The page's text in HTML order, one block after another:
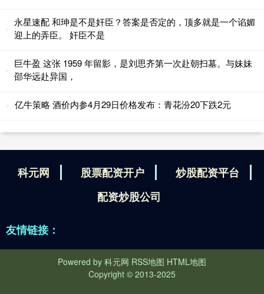
永星速配 和珅是不是奸臣？答案是否定的，顶多就是一个谄媚
迎上的弄臣。 奸臣不是
巨牛盈 这张 1959 年留影，是刘思齐第一次赴朝扫墓。与妹妹
邵华远赴异国，
亿牛策略 酒价内参4月29日价格发布：青花汾20下跌2元
科元网 股票配资开户
炒股配资平台
配资炒股公司
友情链接：
Powered by 科元网 RSS地图 HTML地图
Copyright © 2013-2025